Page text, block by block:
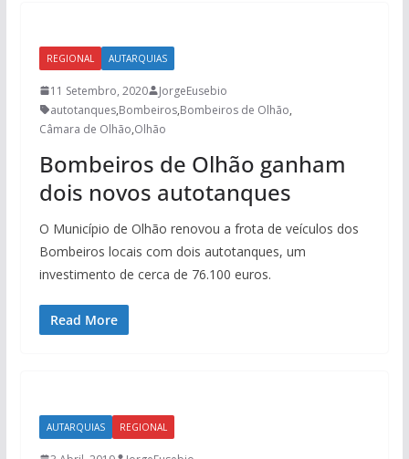
REGIONAL AUTARQUIAS
11 Setembro, 2020
JorgeEusebio
autotanques,Bombeiros,Bombeiros de Olhão,
Câmara de Olhão,Olhão
Bombeiros de Olhão ganham
dois novos autotanques
O Município de Olhão renovou a frota de veículos dos
Bombeiros locais com dois autotanques, um
investimento de cerca de 76.100 euros.
Read More
AUTARQUIAS REGIONAL